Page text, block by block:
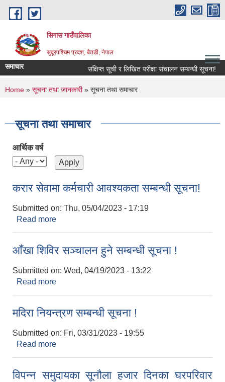
Skip to main content
सिगास गाउँपालिका
सुदूरपश्चिम प्रदश, बैतडी, नेपाल
समाचार संक्षिप्त सूची र लिखित परीक्षा संचालन सम्बन्धी सूचना!
You are here
Home » सूचना तथा जानकारी» सूचना तथा समाचार
सूचना तथा समाचार
आर्थिक वर्ष
करार सेवामा कर्मचारी आवश्यकता सम्बन्धी सूचना!
Submitted on: Thu, 05/04/2023 - 17:19
Read more
आँखा शिविर सञ्चालन हुने सम्बन्धी सूचना !
Submitted on: Wed, 04/19/2023 - 13:22
Read more
मदिरा नियन्त्रण सम्बन्धी सूचना !
Submitted on: Fri, 03/31/2023 - 19:55
Read more
विपन्न समुदायका सूनाैला हजार दिनका घरपरिवार